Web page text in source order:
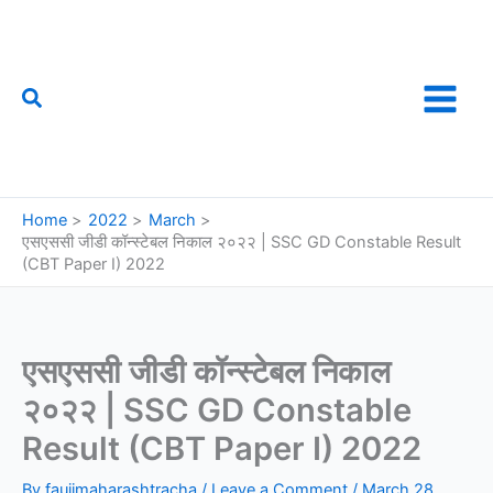
Search
Home 2022
March
एसएससी जीडी कॉन्स्टेबल निकाल २०२२ | SSC GD Constable Result
(CBT Paper I) 2022
एसएससी जीडी कॉन्स्टेबल निकाल
२०२२ | SSC GD Constable
Result (CBT Paper I) 2022